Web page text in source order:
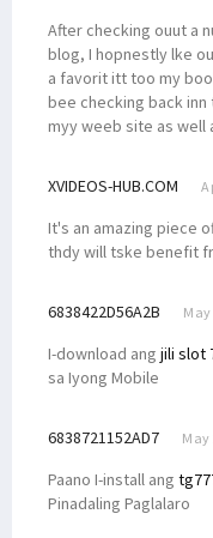
After checking ouut a
blog, I hopnestly lke
a favorit itt too my
bee checking back
myy weeb site as well
XVIDEOS-HUB.COM
It's an amazing piece
thdy will tske benefit
6838422D56A2B
I-download ang jili slot
sa Iyong Mobile
6838721152AD7 May
Paano I-install ang
Pinadaling Paglalaro